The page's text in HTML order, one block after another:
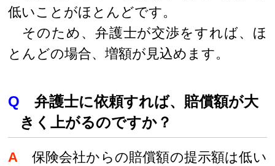
低いことがほとんどです。
そのため、弁護士が交渉をすれば、ほ
とんどの場合、増額が見込めます。
Q 弁護士に依頼すれば、賠償額が大
きく上がるのですか？
A 保険会社からの賠償額の提示額は低い